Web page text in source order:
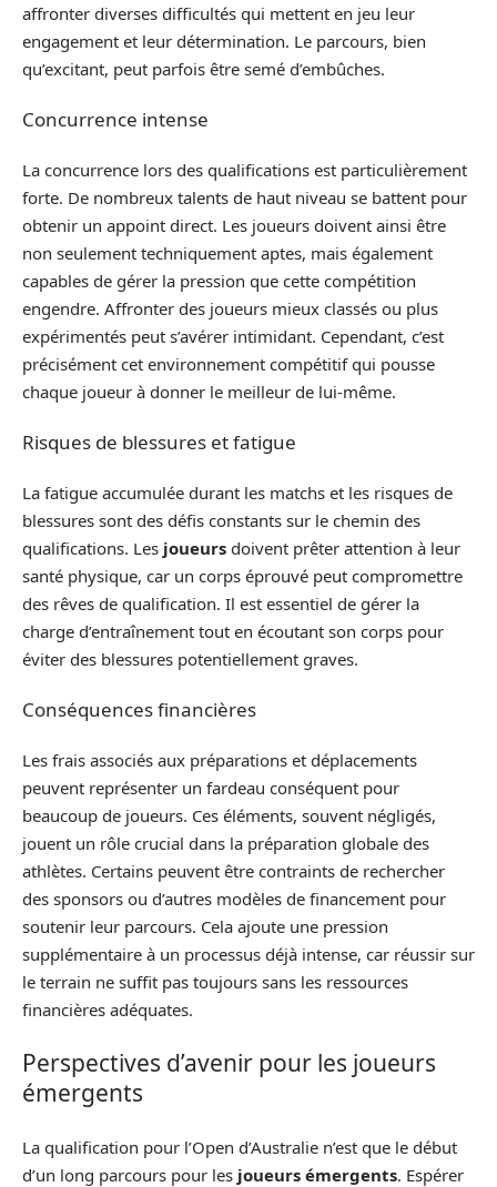
affronter diverses difficultés qui mettent en jeu leur
engagement et leur détermination. Le parcours, bien
qu’excitant, peut parfois être semé d’embûches.
Concurrence intense
La concurrence lors des qualifications est particulièrement
forte. De nombreux talents de haut niveau se battent pour
obtenir un appoint direct. Les joueurs doivent ainsi être
non seulement techniquement aptes, mais également
capables de gérer la pression que cette compétition
engendre. Affronter des joueurs mieux classés ou plus
expérimentés peut s’avérer intimidant. Cependant, c’est
précisément cet environnement compétitif qui pousse
chaque joueur à donner le meilleur de lui-même.
Risques de blessures et fatigue
La fatigue accumulée durant les matchs et les risques de
blessures sont des défis constants sur le chemin des
qualifications. Les joueurs doivent prêter attention à leur
santé physique, car un corps éprouvé peut compromettre
des rêves de qualification. Il est essentiel de gérer la
charge d’entraînement tout en écoutant son corps pour
éviter des blessures potentiellement graves.
Conséquences financières
Les frais associés aux préparations et déplacements
peuvent représenter un fardeau conséquent pour
beaucoup de joueurs. Ces éléments, souvent négligés,
jouent un rôle crucial dans la préparation globale des
athlètes. Certains peuvent être contraints de rechercher
des sponsors ou d’autres modèles de financement pour
soutenir leur parcours. Cela ajoute une pression
supplémentaire à un processus déjà intense, car réussir sur
le terrain ne suffit pas toujours sans les ressources
financières adéquates.
Perspectives d’avenir pour les joueurs
émergents
La qualification pour l’Open d’Australie n’est que le début
d’un long parcours pour les joueurs émergents. Espérer